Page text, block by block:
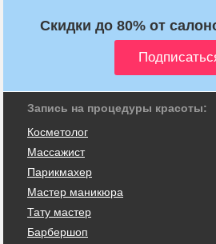
Скидки до 80% от
Запись на процедуры красоты:
Косметолог
Массажист
Парикмахер
Мастер маникюра
Тату мастер
Барбершоп